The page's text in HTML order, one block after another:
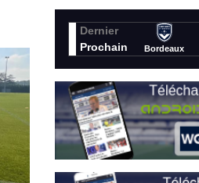
Dernier
Prochain
Bordeaux